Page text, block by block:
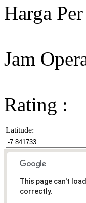
Harga
Jam
Rating :
Latitude:
This page can't
correctly.